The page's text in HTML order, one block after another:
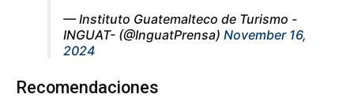
— Instituto Guatemalteco de Turismo -
INGUAT- (@InguatPrensa) November 16,
2024
Recomendaciones